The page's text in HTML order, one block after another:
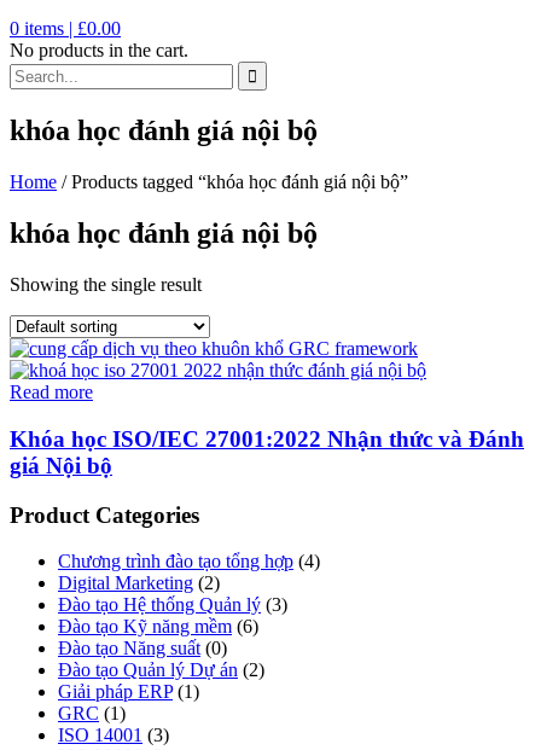
0 items | £0.00
No products in the cart.
khóa học đánh giá nội bộ
Home / Products tagged “khóa học đánh giá nội bộ”
khóa học đánh giá nội bộ
Showing the single result
Read more
Khóa học ISO/IEC 27001:2022 Nhận thức và Đánh
giá Nội bộ
Product Categories
Chương trình đào tạo tổng hợp (4)
Digital Marketing (2)
Đào tạo Hệ thống Quản lý (3)
Đào tạo Kỹ năng mềm (6)
Đào tạo Năng suất (0)
Đào tạo Quản lý Dự án (2)
Giải pháp ERP (1)
GRC (1)
ISO 14001 (3)